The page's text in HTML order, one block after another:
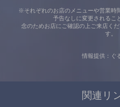
※それぞれのお店のメニューや営業時
予告なしに変更されるこ
念のためお店にご確認の上ご来店く
す。
情報提供：ぐ
関連リ